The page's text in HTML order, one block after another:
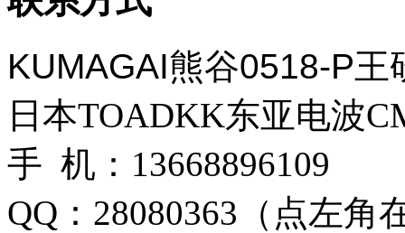
KUMAGAI熊谷0518-P王
日本TOADKK东亚电波
手 机：13668896109
QQ：28080363（点左角